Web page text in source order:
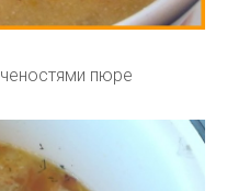
пюре